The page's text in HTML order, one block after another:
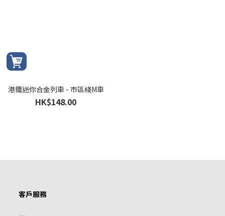
港鐵迷你合金列車 - 市區綫M車
HK$148.00
客戶服務